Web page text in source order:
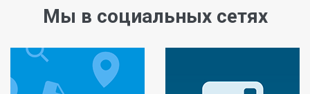
Мы в социальных сетях